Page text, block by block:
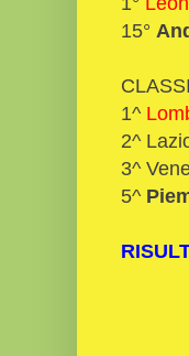
15°
1^
2^
3^
5^